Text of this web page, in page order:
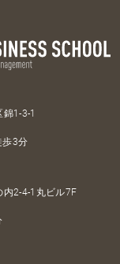
1-3-1
歩3分
2-4-1丸ビル7F